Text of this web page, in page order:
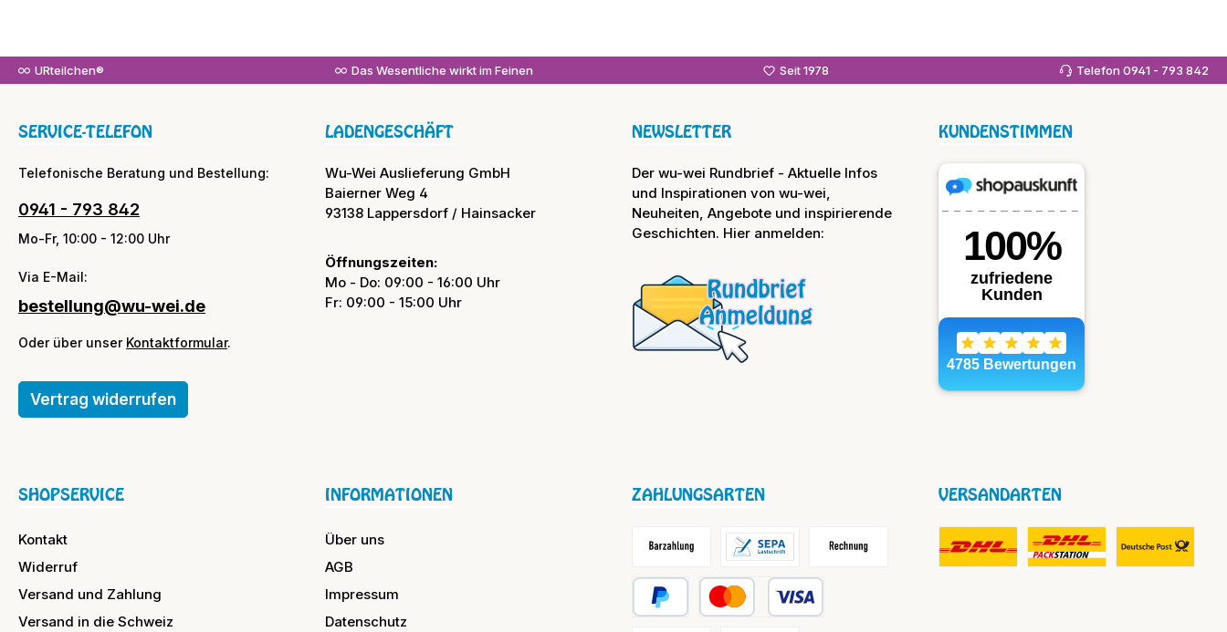
URteilchen® Das Wesentliche wirkt im Feinen Seit 1978 Telefon 0941 - 793 842
SERVICE-TELEFON
Telefonische Beratung und Bestellung:
0941 - 793 842
Mo-Fr, 10:00 - 12:00 Uhr
Via E-Mail:
bestellung@wu-wei.de
Oder über unser Kontaktformular.
Vertrag widerrufen
SHOPSERVICE
Kontakt
Widerruf
Versand und Zahlung
Versand in die Schweiz
INFORMATIONEN
Über uns
AGB
Impressum
Datenschutz
NEWSLETTER
Der wu-wei Rundbrief - Aktuelle Infos
und Inspirationen von wu-wei,
Neuheiten, Angebote und inspirierende
Geschichten. Hier anmelden:
KUNDENSTIMMEN
LADENGESCHÄFT
Wu-Wei Auslieferung GmbH
Baierner Weg 4
93138 Lappersdorf / Hainsacker
Öffnungszeiten:
Mo - Do: 09:00 - 16:00 Uhr
Fr: 09:00 - 15:00 Uhr
ZAHLUNGSARTEN
Lastschrift Rechnung
Barzahlung / Versandkostenfrei
VERSANDARTEN